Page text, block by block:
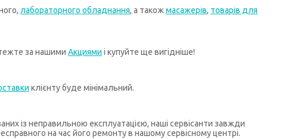
лабораторного обладнання, а такожмасажерів, товарів для
за нашими Акциями і купуйте ще вигідніше!
клієнту буде мінімальний.
із неправильною експлуатацією, наші сервісанти завжди
на час його ремонту в нашому сервісному центрі.